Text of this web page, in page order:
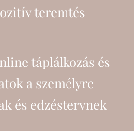
teremtés
táplálkozás és
a személyre
és edzéstervnek